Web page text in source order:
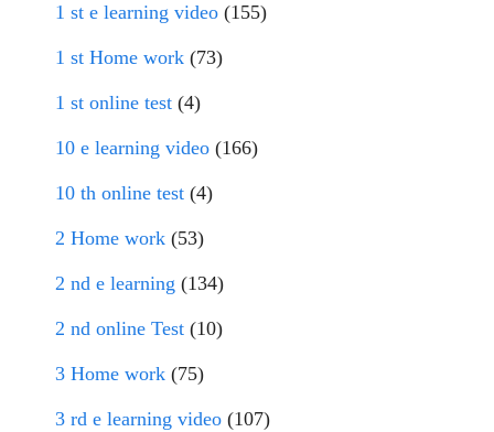
1 st e learning video (155)
1 st Home work (73)
1 st online test (4)
10 e learning video (166)
10 th online test (4)
2 Home work (53)
2 nd e learning (134)
2 nd online Test (10)
3 Home work (75)
3 rd e learning video (107)